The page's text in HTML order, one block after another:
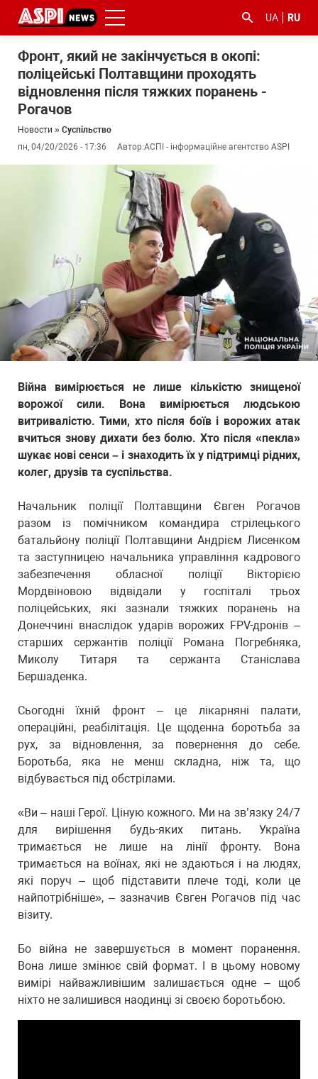
UA RU
Фронт, який не закінчується в окопі:
поліцейські Полтавщини проходять
відновлення після тяжких поранень -
Рогачов
Новости » Суспільство
пн, 04/20/2026 - 17:36
Автор:АСПІ - інформаційне агентство ASPI
Війна вимірюється не лише кількістю знищеної
ворожої сили. Вона вимірюється людською
витривалістю. Тими, хто після боїв і ворожих атак
вчиться знову дихати без болю. Хто після «пекла»
шукає нові сенси – і знаходить їх у підтримці рідних,
колег, друзів та суспільства.
Начальник поліції Полтавщини Євген Рогачов
разом із помічником командира стрілецького
батальйону поліції Полтавщини Андрієм Лисенком
та заступницею начальника управління кадрового
забезпечення обласної поліції Вікторією
Мордвіновою відвідали у госпіталі трьох
поліцейських, які зазнали тяжких поранень на
Донеччині внаслідок ударів ворожих FPV-дронів –
старших сержантів поліції Романа Погребняка,
Миколу Титаря та сержанта Станіслава
Бершаденка.
Сьогодні їхній фронт – це лікарняні палати,
операційні, реабілітація. Це щоденна боротьба за
рух, за відновлення, за повернення до себе.
Боротьба, яка не менш складна, ніж та, що
відбувається під обстрілами.
«Ви – наші Герої. Ціную кожного. Ми на зв’язку 24/7
для вирішення будь-яких питань. Україна
тримається не лише на лінії фронту. Вона
тримається на воїнах, які не здаються і на людях,
які поруч – щоб підставити плече тоді, коли це
найпотрібніше», – зазначив Євген Рогачов під час
візиту.
Бо війна не завершується в момент поранення.
Вона лише змінює свій формат. І в цьому новому
вимірі найважливішим залишається одне – щоб
ніхто не залишився наодинці зі своєю боротьбою.